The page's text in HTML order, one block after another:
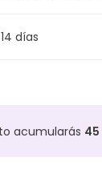
14 días
acumularás 45